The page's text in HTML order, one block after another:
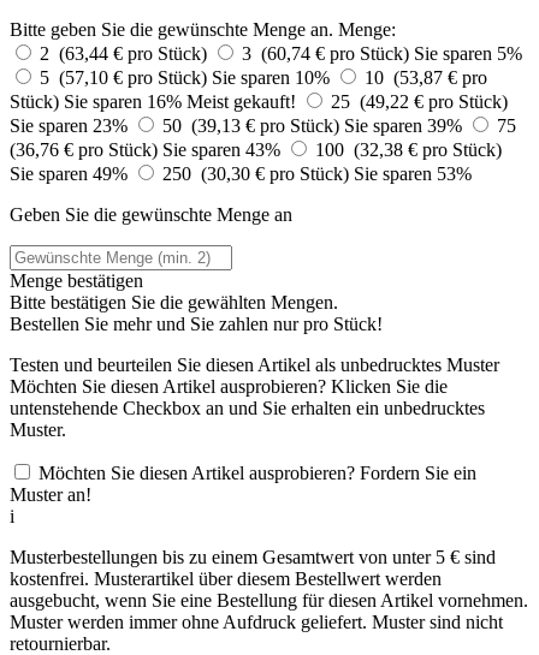
Bitte geben Sie die gewünschte Menge an. Menge:
2 (63,44 € pro Stück)
3 (60,74 € pro Stück) Sie sparen 5%
5 (57,10 € pro Stück) Sie sparen 10%
10 (53,87 € pro
Stück) Sie sparen 16% Meist gekauft!
25 (49,22 € pro Stück)
Sie sparen 23%
50 (39,13 € pro Stück) Sie sparen 39%
75
(36,76 € pro Stück) Sie sparen 43%
100 (32,38 € pro Stück)
Sie sparen 49%
250 (30,30 € pro Stück) Sie sparen 53%
Geben Sie die gewünschte Menge an
Menge bestätigen
Bitte bestätigen Sie die gewählten Mengen.
Bestellen Sie mehr und Sie zahlen nurpro Stück!
Testen und beurteilen Sie diesen Artikel als unbedrucktes Muster
Möchten Sie diesen Artikel ausprobieren? Klicken Sie die
untenstehende Checkbox an und Sie erhalten ein unbedrucktes
Muster.
Möchten Sie diesen Artikel ausprobieren? Fordern Sie ein
Muster an!
i
Musterbestellungen bis zu einem Gesamtwert von unter 5 € sind
kostenfrei. Musterartikel über diesem Bestellwert werden
ausgebucht, wenn Sie eine Bestellung für diesen Artikel vornehmen.
Muster werden immer ohne Aufdruck geliefert. Muster sind nicht
retournierbar.